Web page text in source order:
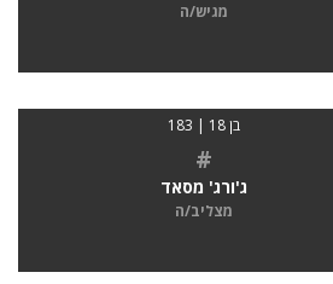
מגיש/ה
בן 18 | 183
#
ג'ורג' מסאד
מצליב/ה